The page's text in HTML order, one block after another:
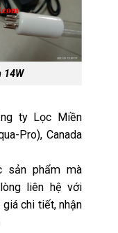
14W
ty Lọc Miền
Pro), Canada
sản phẩm mà
liên hệ với
chi tiết, nhận